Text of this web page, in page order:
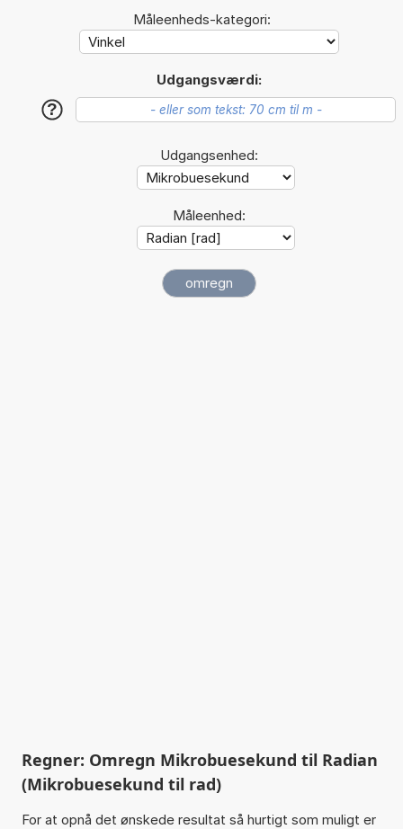
Måleenheds-kategori:
Udgangsværdi:
?
Udgangsenhed:
Måleenhed:
Regner: Omregn Mikrobuesekund til Radian
(Mikrobuesekund til rad)
For at opnå det ønskede resultat så hurtigt som muligt er